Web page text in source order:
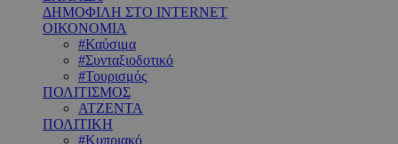
ΔΗΜΟΦΙΛΗ ΣΤΟ INTERNET
ΟΙΚΟΝΟΜΙΑ
#Καύσιμα
#Συνταξιοδοτικό
#Τουρισμός
ΠΟΛΙΤΙΣΜΟΣ
ΑΤΖΕΝΤΑ
ΠΟΛΙΤΙΚΗ
#Κυπριακό